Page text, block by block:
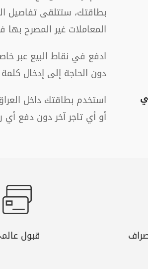
بطاقتك، ستتلقى تفاصيل
المعاملات غير المصرح
دون الحاجة إلى إدخال كلمة
استخدم بطاقتك داخل
أو أي تاجر آخر دون دفع
قبول